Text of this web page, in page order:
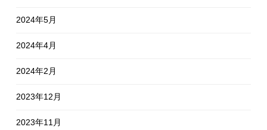
2024年5月
2024年4月
2024年2月
2023年12月
2023年11月